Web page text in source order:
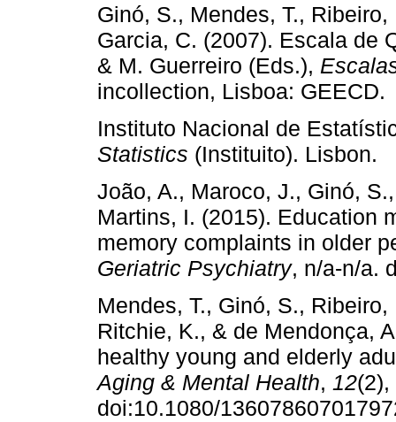
Ginó, S., Mendes, T.,
Garcia, C. (2007). Escala de
& M. Guerreiro (Eds.),
incollection, Lisboa:
Instituto Nacional de
Statistics (Instituito).
João, A., Maroco, J., Ginó,
Martins, I. (2015). Education
memory complaints in older
Geriatric Psychiatry, n/a-n/
Mendes, T., Ginó, S.,
Ritchie, K., & de Mendonça,
healthy young and elderly
Aging & Mental Health, 12(2),
doi:10.1080/